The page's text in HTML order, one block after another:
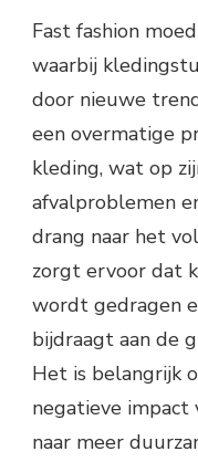
Fast fashion
waarbij
door nieuwe
een overmatige
kleding, wat op
afvalproblemen
drang naar het
zorgt ervoor dat
wordt gedragen
bijdraagt aan de
Het is belangrijk
negatieve impact
naar meer